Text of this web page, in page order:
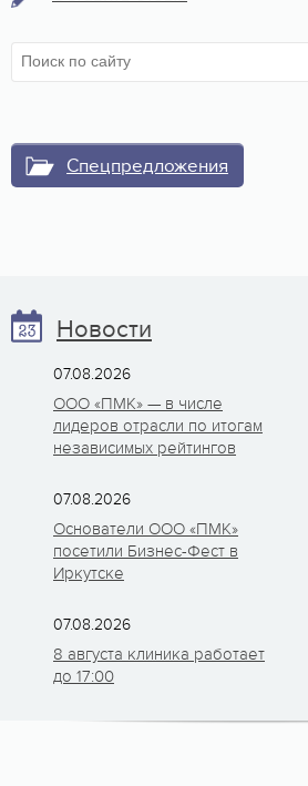
Спецпредложения
Новости
07.08.2026
ООО «ПМК» — в числе
лидеров отрасли по итогам
независимых рейтингов
07.08.2026
Основатели ООО «ПМК»
посетили Бизнес-Фест в
Иркутске
07.08.2026
8 августа клиника работает
до 17:00